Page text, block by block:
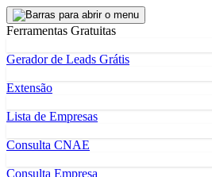
Ferramentas Gratuitas
Gerador de Leads Grátis
Extensão
Lista de Empresas
Consulta CNAE
Consulta Empresa